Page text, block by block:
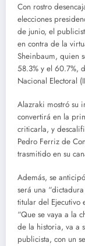
Con rostro
elecciones
de junio, el
en contra de la
Sheinbaum, quien
58.3% y el 60.7%,
Nacional Electoral
Alazraki mostró su
convertirá en la
criticarla, y
Pedro Ferriz de
trasmitido en su
Además, se
será una
titular del Ejecutivo
“Que se vaya a la
de la historia, va a
publicista, con un